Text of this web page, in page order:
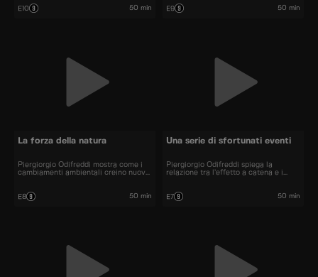
catastrofi come quella del ponte
E10 50 min
tutto va nel verso giusto.
E9 50 min
La forza della natura
Piergiorgio Odifreddi mostra come i
cambiamenti ambientali creino nuove
ospedale di Napoli, non sempre vince.
E8 50 min
Una serie di sfortunati eventi
Piergiorgio Odifreddi spiega la
relazione tra l’effetto a catena e i
una serie di dinamiche inaspettate.
E7 50 min